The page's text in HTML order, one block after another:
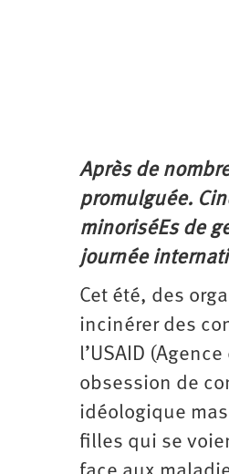
Après de
promulguée.
minoriséEs de
journée
Cet été, des
incinérer des
l’USAID
obsession de
idéologique
filles qui se